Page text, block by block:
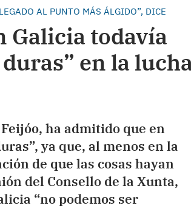
AL PUNTO MÁS ÁLGIDO”, DICE
Galicia todavía
en la
ha admitido que en
ya que, al menos en la
de que las cosas hayan
del Consello de la Xunta,
“no podemos ser